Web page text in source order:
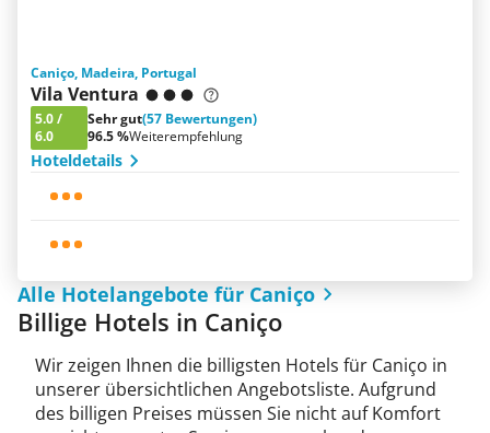
Caniço, Madeira, Portugal
Vila Ventura
5.0/
6.0
Sehr gut(57 Bewertungen)
96.5 %Weiterempfehlung
Hoteldetails
Alle Hotelangebote für Caniço
Billige Hotels in Caniço
Wir zeigen Ihnen die billigsten Hotels für Caniço in
unserer übersichtlichen Angebotsliste. Aufgrund
des billigen Preises müssen Sie nicht auf Komfort